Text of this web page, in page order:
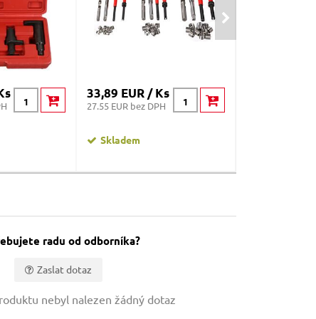
33,89 EUR / Ks
27.55 EUR bez DPH
Skladem
radu od odborníka?
Zaslat dotaz
nebyl nalezen žádný dotaz